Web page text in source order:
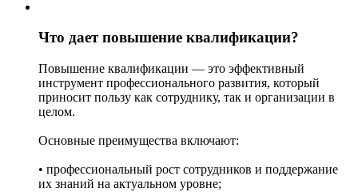
Что дает повышение квалификации?
Повышение квалификации — это эффективный
инструмент профессионального развития, который
приносит пользу как сотруднику, так и организации в
целом.
Основные преимущества включают:
• профессиональный рост сотрудников и поддержание
их знаний на актуальном уровне;